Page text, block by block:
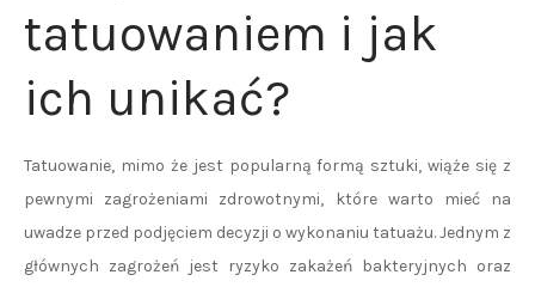
tatuowaniem i jak
ich unikać?
Tatuowanie, mimo że jest popularną formą sztuki, wiąże się z
pewnymi zagrożeniami zdrowotnymi, które warto mieć na
uwadze przed podjęciem decyzji o wykonaniu tatuażu. Jednym z
głównych zagrożeń jest ryzyko zakażeń bakteryjnych oraz